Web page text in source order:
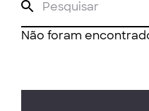
Não foram